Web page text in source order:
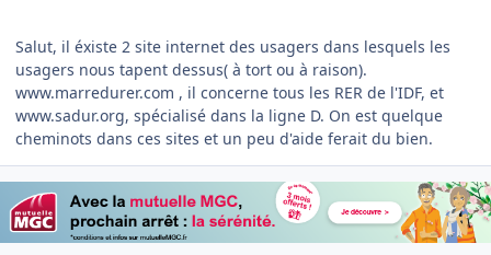
Salut, il éxiste 2 site internet des usagers dans lesquels les
usagers nous tapent dessus( à tort ou à raison).
www.marredurer.com , il concerne tous les RER de l'IDF, et
www.sadur.org, spécialisé dans la ligne D. On est quelque
cheminots dans ces sites et un peu d'aide ferait du bien.